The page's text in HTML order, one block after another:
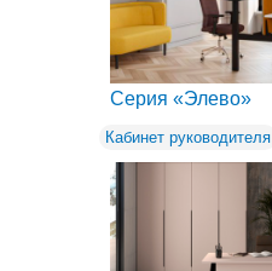
Серия «Элево»
Кабинет руководителя